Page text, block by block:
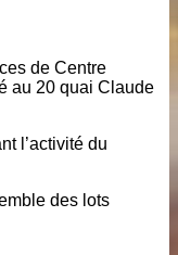
de Centre
au 20 quai Claude
l’activité du
des lots